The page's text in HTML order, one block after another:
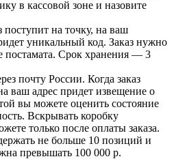
в кассовой зоне и назовите
поступит на точку, на ваш
уникальный код. Заказ нужно
постамата. Срок хранения — 3
почту России. Когда заказ
ваш адрес придет извещение о
вы можете оценить состояние
Вскрывать коробку
только после оплаты заказа.
не больше 10 позиций и
превышать 100 000 р.